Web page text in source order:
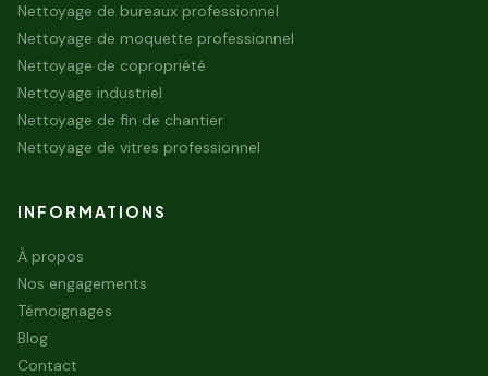
Nettoyage de bureaux professionnel
Nettoyage de moquette professionnel
Nettoyage de copropriété
Nettoyage industriel
Nettoyage de fin de chantier
Nettoyage de vitres professionnel
INFORMATIONS
À propos
Nos engagements
Témoignages
Blog
Contact